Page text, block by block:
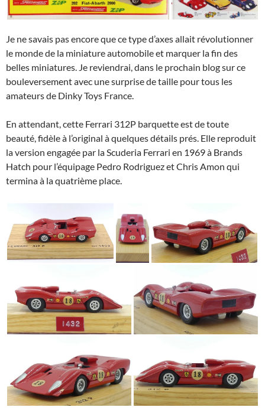
Je ne savais pas encore que ce type d’axes allait révolutionner
le monde de la miniature automobile et marquer la fin des
belles miniatures. Je reviendrai, dans le prochain blog sur ce
bouleversement avec une surprise de taille pour tous les
amateurs de Dinky Toys France.
En attendant, cette Ferrari 312P barquette est de toute
beauté, fidèle à l’original à quelques détails prés. Elle reproduit
la version engagée par la Scuderia Ferrari en 1969 à Brands
Hatch pour l’équipage Pedro Rodriguez et Chris Amon qui
termina à la quatrième place.